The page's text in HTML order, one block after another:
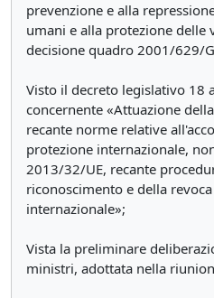
prevenzione e alla
umani e alla protezione delle
decisione quadro 2001/629/
Visto il decreto legislativo 18
concernente «Attuazione
recante norme relative
protezione internazionale,
2013/32/UE, recante
riconoscimento e della
internazionale»;
Vista la preliminare
ministri, adottata nella